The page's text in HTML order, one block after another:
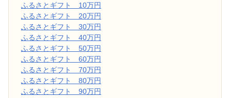
ふるさとギフト 10万円
ふるさとギフト 20万円
ふるさとギフト 30万円
ふるさとギフト 40万円
ふるさとギフト 50万円
ふるさとギフト 60万円
ふるさとギフト 70万円
ふるさとギフト 80万円
ふるさとギフト 90万円